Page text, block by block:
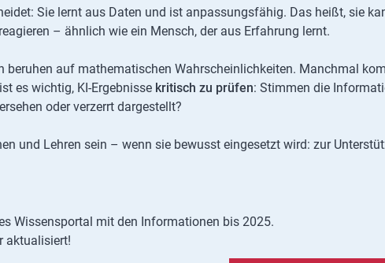
Sie lernt aus Daten und ist anpassungsfähig. Das heißt, sie
– ähnlich wie ein Mensch, der aus Erfahrung lernt.
beruhen auf mathematischen Wahrscheinlichkeiten. Manchmal
es wichtig, KI-Ergebnisse kritisch zu prüfen: Stimmen die
oder verzerrt dargestellt?
und Lehren sein – wenn sie bewusst eingesetzt wird: zur
Wissensportal mit den Informationen bis 2025.
aktualisiert!